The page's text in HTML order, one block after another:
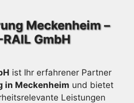
Meckenheim –
RAIL GmbH
ist Ihr erfahrener Partner
in Meckenheim und bietet
Leistungen